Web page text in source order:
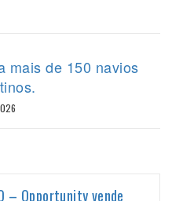
mais de 150 navios
– Opportunity vende